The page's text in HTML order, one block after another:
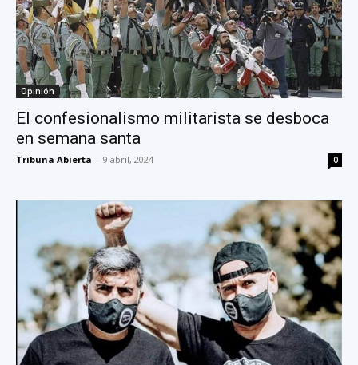
Opinión
El confesionalismo militarista se desboca
en semana santa
Tribuna Abierta - 9 abril, 2024 0